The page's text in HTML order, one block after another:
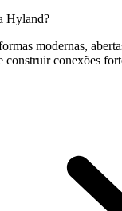
Hyland?
modernas,
construir conexões